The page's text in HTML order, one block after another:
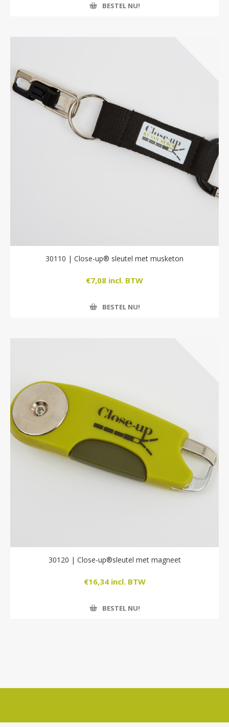
BESTEL NU!
30110 | Close-up® sleutel met musketon
€7,08 incl. BTW
BESTEL NU!
30120 | Close-up®​sleutel met magneet
€16,34 incl. BTW
BESTEL NU!